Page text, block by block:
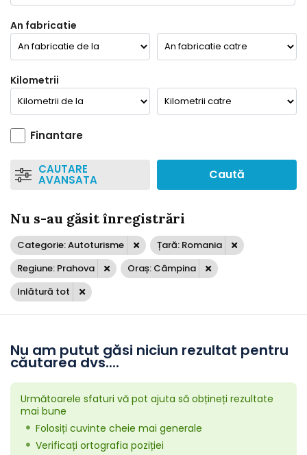
An fabricatie
Kilometrii
Finantare
CAUTARE
AVANSATA Caută
Nu s-au găsit înregistrări
Categorie: Autoturisme
Țară: Romania
Regiune: Prahova
Oraș: Câmpina
Inlătură tot
Nu am putut găsi niciun rezultat pentru
căutarea dvs....
Următoarele sfaturi vă pot ajuta să obțineți rezultate
mai bune
Folosiți cuvinte cheie mai generale
Verificați ortografia poziției